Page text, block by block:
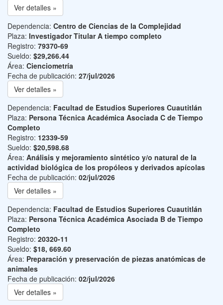
Ver detalles »
Dependencia: Centro de Ciencias de la Complejidad
Plaza: Investigador Titular A tiempo completo
Registro: 79370-69
Sueldo: $29,266.44
Área: Cienciometría
Fecha de publicación: 27/jul/2026
Ver detalles »
Dependencia: Facultad de Estudios Superiores Cuautitlán
Plaza: Persona Técnica Académica Asociada C de Tiempo
Completo
Registro: 12339-59
Sueldo: $20,598.68
Área: Análisis y mejoramiento sintético y/o natural de la
actividad biológica de los propóleos y derivados apícolas
Fecha de publicación: 02/jul/2026
Ver detalles »
Dependencia: Facultad de Estudios Superiores Cuautitlán
Plaza: Persona Técnica Académica Asociada B de Tiempo
Completo
Registro: 20320-11
Sueldo: $18, 669.60
Área: Preparación y preservación de piezas anatómicas de
animales
Fecha de publicación: 02/jul/2026
Ver detalles »